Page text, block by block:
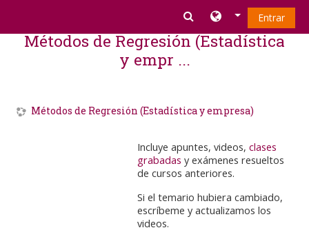
Entrar
Métodos de Regresión (Estadística
y empr ...
Métodos de Regresión (Estadística y empresa)
Incluye apuntes, videos, clases
grabadas y exámenes resueltos
de cursos anteriores.
Si el temario hubiera cambiado,
escríbeme y actualizamos los
videos.